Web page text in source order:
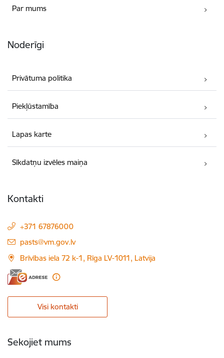
Par mums
Noderīgi
Privātuma politika
Piekļūstamība
Lapas karte
Sīkdatņu izvēles maiņa
Kontakti
+371 67876000
E-pasts:
pasts@vm.gov.lv
Brīvības iela 72 k-1, Rīga LV-1011, Latvija
Visi kontakti
Sekojiet mums